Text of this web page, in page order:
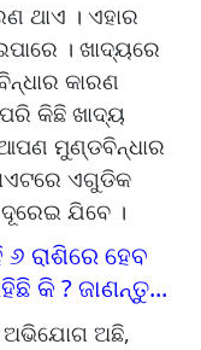
ଥାଏ । ଏହାର
। ଖାଦ୍ୟରେ
କାରଣ
କିଛି ଖାଦ୍ୟ
ଆପଣ ମୁଣ୍ଡବିନ୍ଧାର
ଏଗୁଡିକ
ଦୂରେଇ ଯିବେ ।
ରାଶିରେ ହେବ
କି ? ଜାଣନ୍ତୁ...
ଅଛି,